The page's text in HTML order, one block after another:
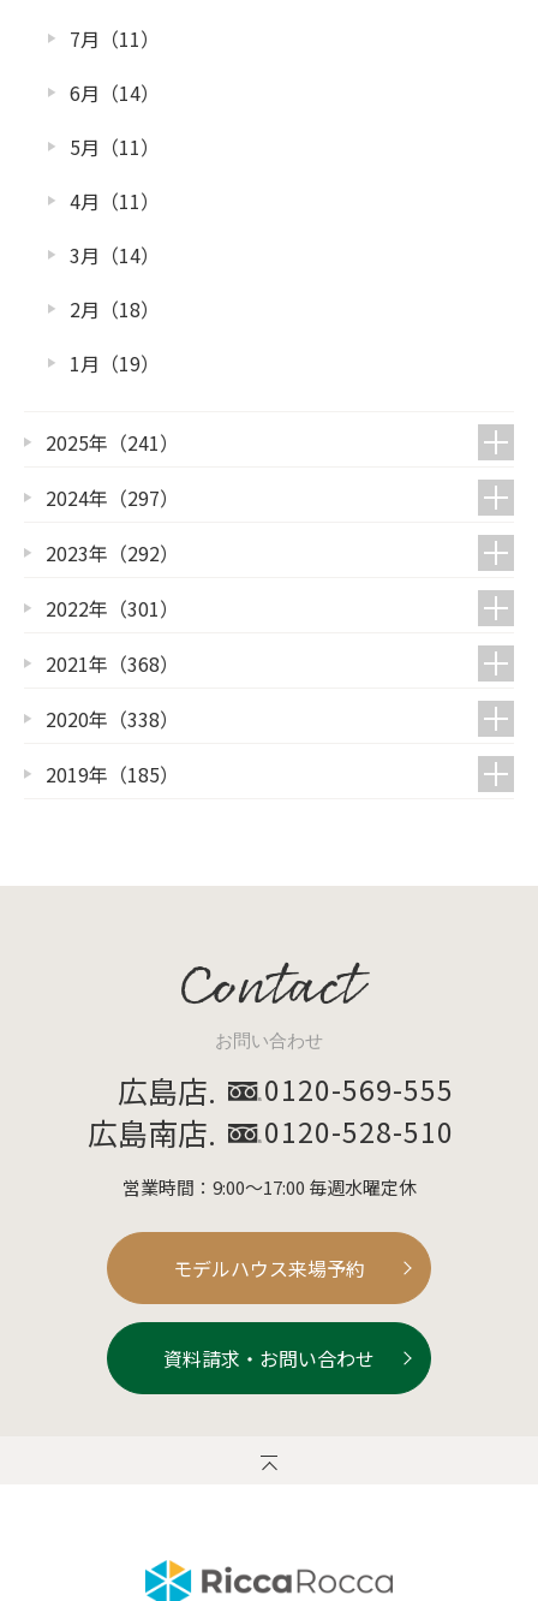
7月（11）
6月（14）
5月（11）
4月（11）
3月（14）
2月（18）
1月（19）
2025年（241）
2024年（297）
2023年（292）
2022年（301）
2021年（368）
2020年（338）
2019年（185）
Contact
お問い合わせ
広島店. 0120-569-555
広島南店. 0120-528-510
営業時間：9:00～17:00 毎週水曜定休
モデルハウス来場予約
資料請求・お問い合わせ